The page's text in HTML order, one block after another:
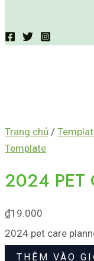
Trang chủ /
Template
2024 PET
₫19.000
2024 pet care
THÊM VÀO